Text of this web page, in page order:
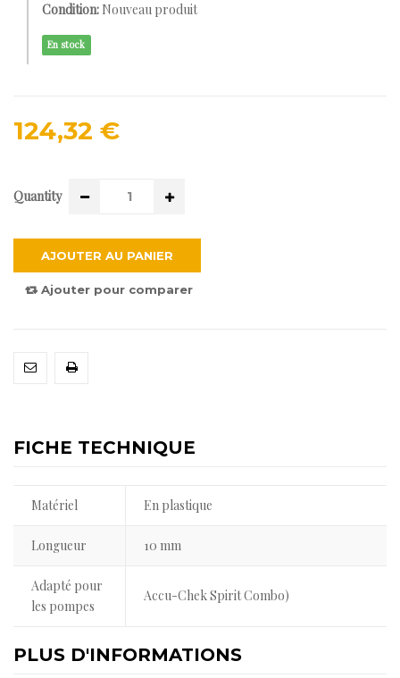
Condition: Nouveau produit
En stock
124,32 €
Quantity
AJOUTER AU PANIER
Ajouter pour comparer
FICHE TECHNIQUE
Matériel En plastique
Longueur 10 mm
Adapté pour
les pompes
Accu-Chek Spirit Combo)
PLUS D'INFORMATIONS